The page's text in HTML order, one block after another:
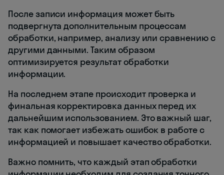
После записи информация может быть
подвергнута дополнительным процессам
обработки, например, анализу или сравнению с
другими данными. Таким образом
оптимизируется результат обработки
информации.
На последнем этапе происходит проверка и
финальная корректировка данных перед их
дальнейшим использованием. Это важный шаг,
так как помогает избежать ошибок в работе с
информацией и повышает качество обработки.
Важно помнить, что каждый этап обработки